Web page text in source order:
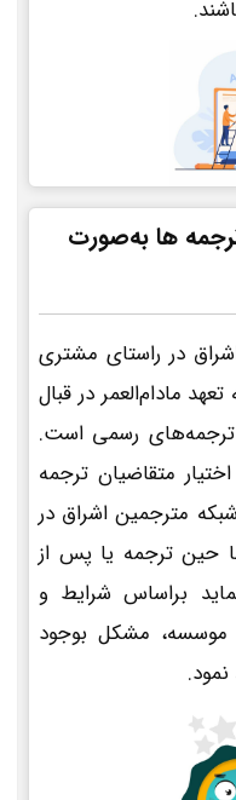
ها به‌صورت
در راستای مشتری
مادام‌العمر در قبال
ترجمه‌های رسمی است.
متقاضیان ترجمه
مترجمین اشراق در
حین ترجمه یا پس از
براساس شرایط و
مشکل بوجود